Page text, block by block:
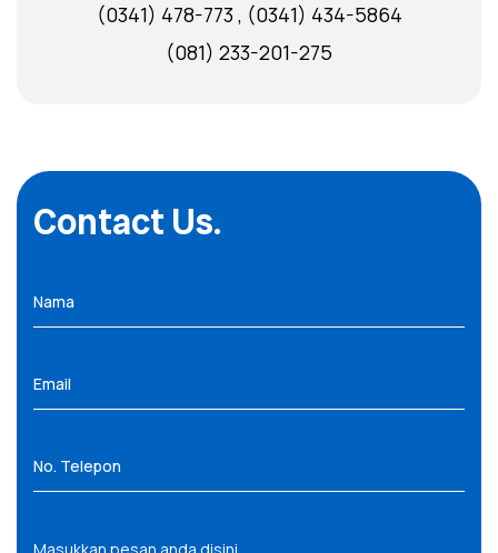
(0341) 478-773, (0341) 434-5864
(081) 233-201-275
Contact Us.